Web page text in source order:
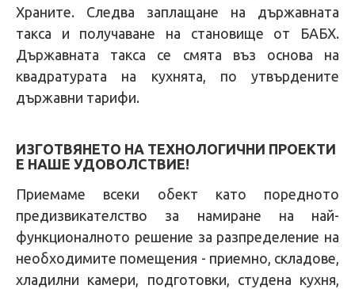
Храните. Следва заплащане на държавната
такса и получаване на становище от БАБХ.
Държавната такса се смята въз основа на
квадратурата на кухнята, по утвърдените
държавни тарифи.
ИЗГОТВЯНЕТО НА ТЕХНОЛОГИЧНИ ПРОЕКТИ
Е НАШЕ УДОВОЛСТВИЕ!
Приемаме всеки обект като поредното
предизвикателство за намиране на най-
функционалното решение за разпределение на
необходимите помещения - приемно, складове,
хладилни камери, подготовки, студена кухня,